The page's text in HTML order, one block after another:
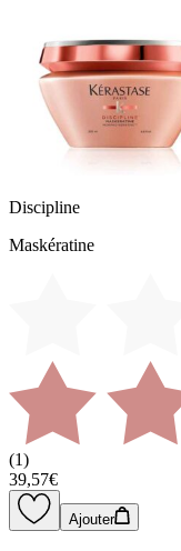
Discipline
Maskératine
(1)
39,57€
Ajouter